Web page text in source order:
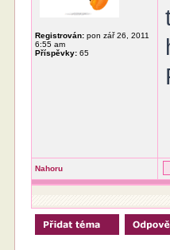
Registrován: pon zář 26, 2011
6:55 am
Příspěvky: 65
Nahoru